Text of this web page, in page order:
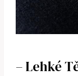
– Lehké